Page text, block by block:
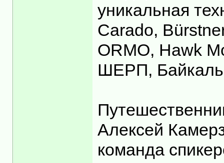
уникальная
Carado,
ORMO, Hawk
ШЕРП,
Алексей
команда